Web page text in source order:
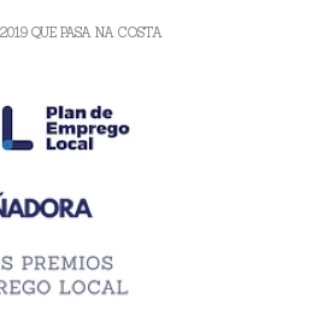
QUE PASA NA COSTA